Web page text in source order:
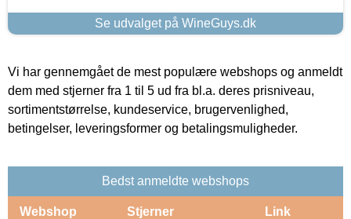
Se udvalget på WineGuys.dk
Vi har gennemgået de mest populære webshops og anmeldt
dem med stjerner fra 1 til 5 ud fra bl.a. deres prisniveau,
sortimentstørrelse, kundeservice, brugervenlighed,
betingelser, leveringsformer og betalingsmuligheder.
Bedst anmeldte webshops
Webshop Stjerner Link